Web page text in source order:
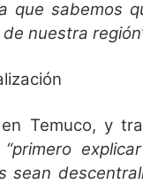
que sabemos
nuestra
Temuco, y
“primero
sean